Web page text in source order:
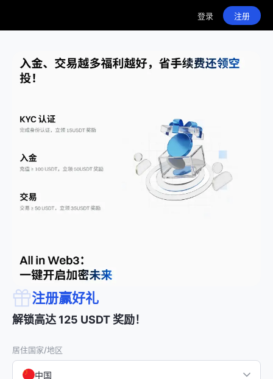
登录 注册
注册赢好礼
解锁高达 125 USDT 奖励！
居住国家/地区
中国